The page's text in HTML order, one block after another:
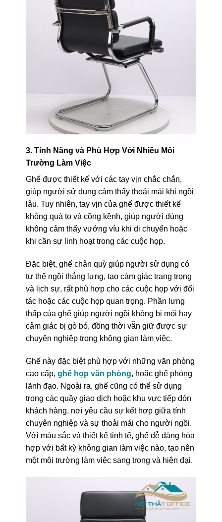
3. Tính Năng và Phù Hợp Với Nhiều Môi
Trường Làm Việc
Ghế được thiết kế với các tay vịn chắc chắn,
giúp người sử dụng cảm thấy thoải mái khi ngồi
lâu. Tuy nhiên, tay vịn của ghế được thiết kế
không quá to và cồng kềnh, giúp người dùng
không cảm thấy vướng víu khi di chuyển hoặc
khi cần sự linh hoạt trong các cuộc họp.
Đặc biệt, ghế chân quỳ giúp người sử dụng có
tư thế ngồi thẳng lưng, tạo cảm giác trang trọng
và lịch sự, rất phù hợp cho các cuộc họp với đối
tác hoặc các cuộc họp quan trọng. Phần lưng
thấp của ghế giúp người ngồi không bị mỏi hay
cảm giác bị gò bó, đồng thời vẫn giữ được sự
chuyên nghiệp trong không gian làm việc.
Ghế này đặc biệt phù hợp với những văn phòng
cao cấp, ghế họp văn phòng, hoặc ghế phòng
lãnh đạo. Ngoài ra, ghế cũng có thể sử dụng
trong các quầy giao dịch hoặc khu vực tiếp đón
khách hàng, nơi yêu cầu sự kết hợp giữa tính
chuyên nghiệp và sự thoải mái cho người ngồi.
Với màu sắc và thiết kế tinh tế, ghế dễ dàng hòa
hợp với bất kỳ không gian làm việc nào, tạo nên
một môi trường làm việc sang trọng và hiện đại.